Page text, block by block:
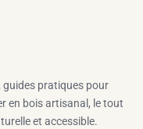
pratiques pour
en bois artisanal, le tout
et accessible.